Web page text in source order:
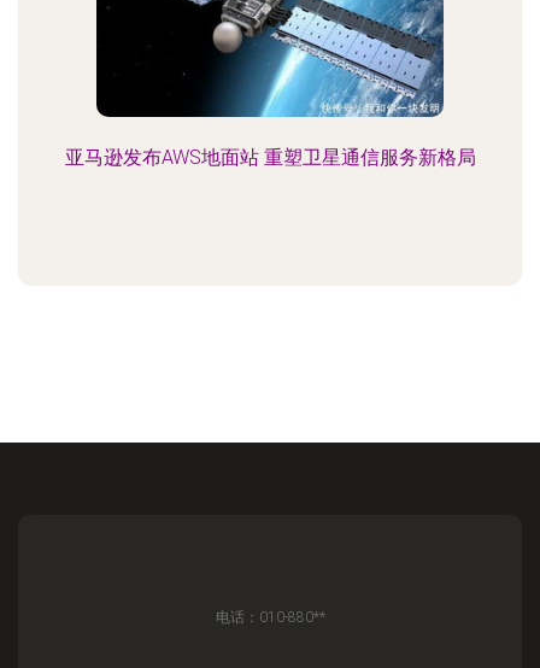
亚马逊发布AWS地面站 重塑卫星通信服务新格局
电话：010-880**